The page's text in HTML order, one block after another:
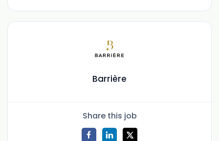
Barrière
Share this job